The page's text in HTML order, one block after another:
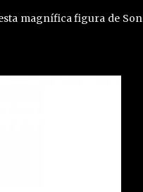
magnífica figura de Son